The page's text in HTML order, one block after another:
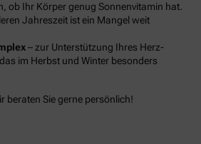
ob Ihr Körper genug Sonnenvitamin hat.
Jahreszeit ist ein Mangel weit
– zur Unterstützung Ihres Herz-
im Herbst und Winter besonders
beraten Sie gerne persönlich!